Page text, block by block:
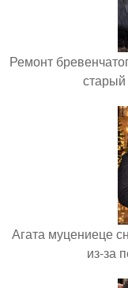
Ремонт
Агата муцениеце
из-за